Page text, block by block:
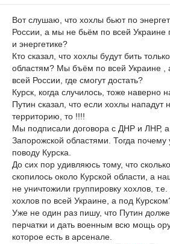
Вот слушаю, что хохлы бьют по
России, а мы не бьём по всей
и энергетике?
Кто сказал, что хохлы будут бить
областям? Мы бъём по всей Украине ,
всей России, где смогут достать?
Курск, когда случилось, тоже наверно
Путин сказал, что если хохлы
территорию, то !!!!
Мы подписали договора с ДНР и ЛНР, а
Запорожской областями. Тогда
поводу Курска.
До сих пор удивляюсь тому, что
скопилось около Курской области, а
не уничтожили группировку хохлов,
хохлов по всей Украине, а под
Уже не один раз пишу, что Путин
перчатки и дать военным всю мощь
которое есть в арсенале.